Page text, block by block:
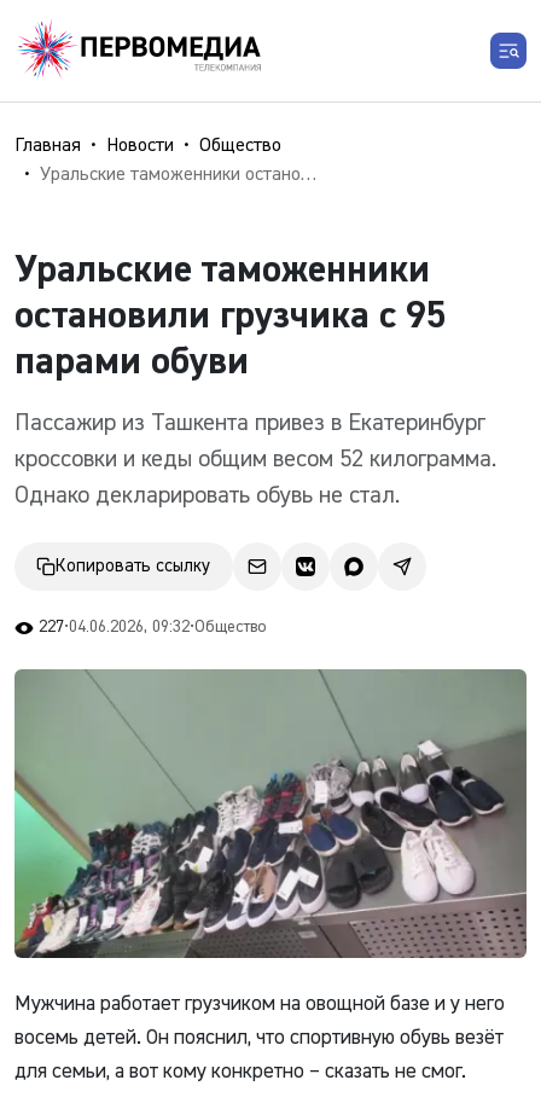
Главная Новости
Общество
Уральские таможенники остановили грузчика с 95 парами обуви
Уральские таможенники
остановили грузчика с 95
парами обуви
Пассажир из Ташкента привез в Екатеринбург
кроссовки и кеды общим весом 52 килограмма.
Однако декларировать обувь не стал.
Копировать ссылку
227•04.06.2026, 09:32•Общество
Мужчина работает грузчиком на овощной базе и у него
восемь детей. Он пояснил, что спортивную обувь везёт
для семьи, а вот кому конкретно – сказать не смог.